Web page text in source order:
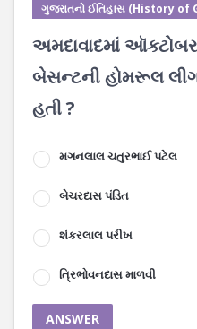
ગુજરાતનો ઈતિહાસ (History of
અમદાવાદમાં
બેસન્ટની હોમરૂલ
હતી ?
મગનલાલ ચતુરભાઈ પટેલ
બેચરદાસ પંડિત
શંકરલાલ પરીખ
ત્રિભોવનદાસ માળવી
ANSWER